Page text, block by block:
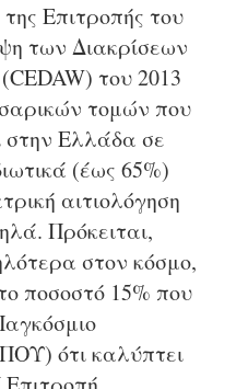
Επιτροπής του
των Διακρίσεων
του 2013
τομών που
στην Ελλάδα σε
(έως 65%)
αιτιολόγηση
Πρόκειται,
στον κόσμο,
ποσοστό 15% που
ότι καλύπτει